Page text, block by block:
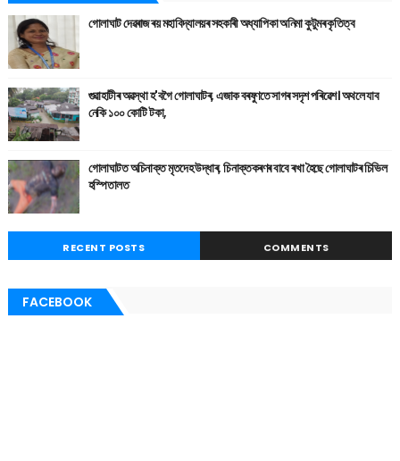
গোলাঘাট দেৱৰাজ ৰয় মহাবিদ্যালয়ৰ সহকাৰী অধ্যাপিকা অনিমা কুটুমৰ কৃতিত্ব
গুৱাহাটীৰ অৱস্থা হ'বগৈ গোলাঘাটৰ, এজাক বৰষুণতে সাগৰ সদৃশ পৰিৱেশ। অথলে যাব
নেকি ১০০ কোটি টকা,
গোলাঘাটত অচিনাক্ত মৃতদেহ উদ্ধাৰ, চিনাক্তকৰণৰ বাবে ৰখা হৈছে গোলাঘাটৰ চিভিল
হস্পিতালত
RECENT POSTS COMMENTS
FACEBOOK